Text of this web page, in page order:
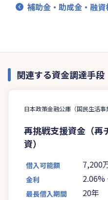
補助金・助成金・融
関連する資金調達手段
日本政策金融公庫（国民生活事
再挑戦支援資金（再
資）
借入可能額 7,200
金利 2.06%
最長借入期間 20年